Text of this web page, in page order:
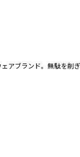
アブランド。無駄を